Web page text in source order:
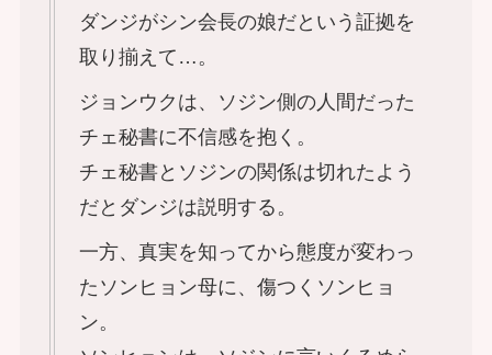
ダンジがシン会長の娘だという証拠を
取り揃えて…。
ジョンウクは、ソジン側の人間だった
チェ秘書に不信感を抱く。
チェ秘書とソジンの関係は切れたよう
だとダンジは説明する。
一方、真実を知ってから態度が変わっ
たソンヒョン母に、傷つくソンヒョ
ン。